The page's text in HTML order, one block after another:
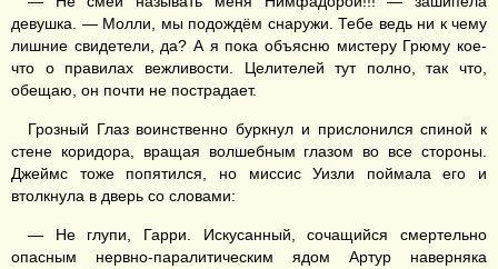
девушка. — Молли, мы подождём снаружи. Тебе ведь ни к чему
лишние свидетели, да? А я пока объясню мистеру Грюму кое-
что о правилах вежливости. Целителей тут полно, так что,
обещаю, он почти не пострадает.
Грозный Глаз воинственно буркнул и прислонился спиной к
стене коридора, вращая волшебным глазом во все стороны.
Джеймс тоже попятился, но миссис Уизли поймала его и
втолкнула в дверь со словами:
— Не глупи, Гарри. Искусанный, сочащийся смертельно
опасным нервно-паралитическим ядом Артур наверняка